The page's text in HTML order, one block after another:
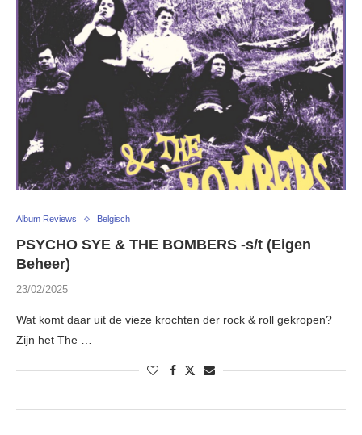
Album Reviews Belgisch
PSYCHO SYE & THE BOMBERS -s/t (Eigen
Beheer)
23/02/2025
Wat komt daar uit de vieze krochten der rock & roll gekropen?
Zijn het The …